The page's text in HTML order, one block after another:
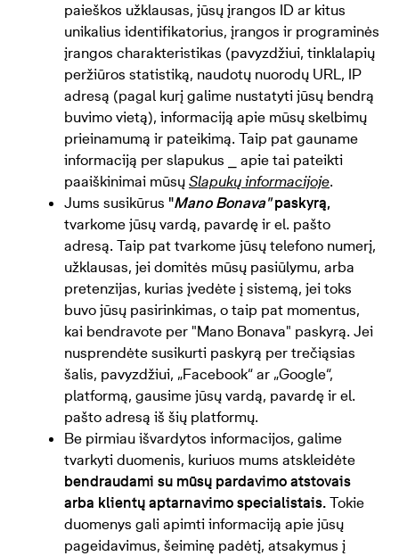
paieškos užklausas, jūsų įrangos ID ar kitus
unikalius identifikatorius, įrangos ir programinės
įrangos charakteristikas (pavyzdžiui, tinklalapių
peržiūros statistiką, naudotų nuorodų URL, IP
adresą (pagal kurį galime nustatyti jūsų bendrą
buvimo vietą), informaciją apie mūsų skelbimų
prieinamumą ir pateikimą. Taip pat gauname
informaciją per slapukus ⎯ apie tai pateikti
paaiškinimai mūsų Slapukų informacijoje.
Jums susikūrus "Mano Bonava"paskyrą,
tvarkome jūsų vardą, pavardę ir el. pašto
adresą. Taip pat tvarkome jūsų telefono numerį,
užklausas, jei domitės mūsų pasiūlymu, arba
pretenzijas, kurias įvedėte į sistemą, jei toks
buvo jūsų pasirinkimas, o taip pat momentus,
kai bendravote per "Mano Bonava" paskyrą. Jei
nusprendėte susikurti paskyrą per trečiąsias
šalis, pavyzdžiui, „Facebook“ ar „Google“,
platformą, gausime jūsų vardą, pavardę ir el.
pašto adresą iš šių platformų.
Be pirmiau išvardytos informacijos, galime
tvarkyti duomenis, kuriuos mums atskleidėte
bendraudami su mūsų pardavimo atstovais
arba klientų aptarnavimo specialistais. Tokie
duomenys gali apimti informaciją apie jūsų
pageidavimus, šeiminę padėtį, atsakymus į